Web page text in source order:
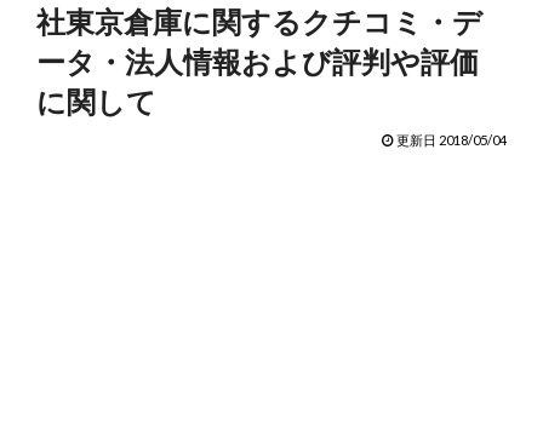
社東京倉庫に関するクチコミ・デ
ータ・法人情報および評判や評価
に関して
更新日 2018/05/04